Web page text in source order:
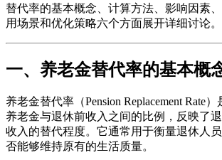
替代率的基本概念、计算方法、影响因素
用场景和优化策略六个方面展开详细讨论。
一、养老金替代率的基本概
养老金替代率（Pension Replacement Rate
养老金与退休前收入之间的比例，反映了
收入的替代程度。它通常用于衡量退休人
否能够维持原有的生活质量。